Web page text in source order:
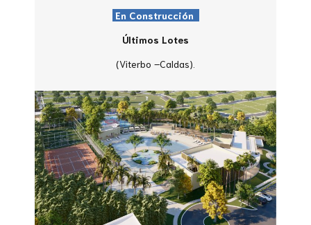
En Construcción
Últimos Lotes
(Viterbo –Caldas).